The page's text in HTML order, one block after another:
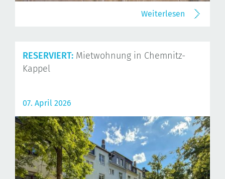
Weiterlesen
RESERVIERT: Mietwohnung in Chemnitz-
Kappel
07. April 2026